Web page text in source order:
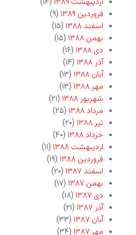
فروردین ۱۳۸۹
(۹)
اسفند ۱۳۸۸
(۱۵)
بهمن ۱۳۸۸
(۱۵)
دی ۱۳۸۸
(۱۶)
آذر ۱۳۸۸
(۱۴)
آبان ۱۳۸۸
(۱۳)
مهر ۱۳۸۸
(۱۳)
شهریور ۱۳۸۸
(۲۱)
مرداد ۱۳۸۸
(۲۵)
تیر ۱۳۸۸
(۲۰)
خرداد ۱۳۸۸
(۴۰)
اردیبهشت ۱۳۸۸
(۱۱)
فروردین ۱۳۸۸
(۱۹)
اسفند ۱۳۸۷
(۲۰)
بهمن ۱۳۸۷
(۱۷)
دی ۱۳۸۷
(۱۸)
آذر ۱۳۸۷
(۲۱)
آبان ۱۳۸۷
(۳۳)
مهر ۱۳۸۷
(۳۴)